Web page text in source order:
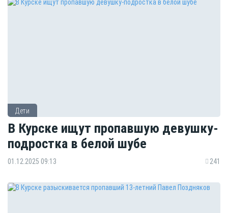
Дети
В Курске ищут пропавшую девушку-
подростка в белой шубе
01.12.2025 09:13 241